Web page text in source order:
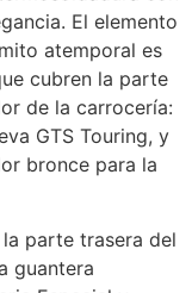
El elemento
atemporal es
cubren la parte
de la carrocería:
GTS Touring, y
bronce para la
la parte trasera del
guantera